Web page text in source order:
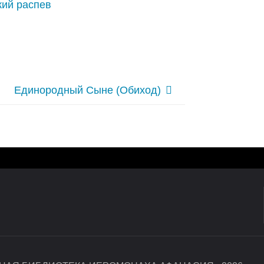
распев
Единородный Сыне (Обиход)